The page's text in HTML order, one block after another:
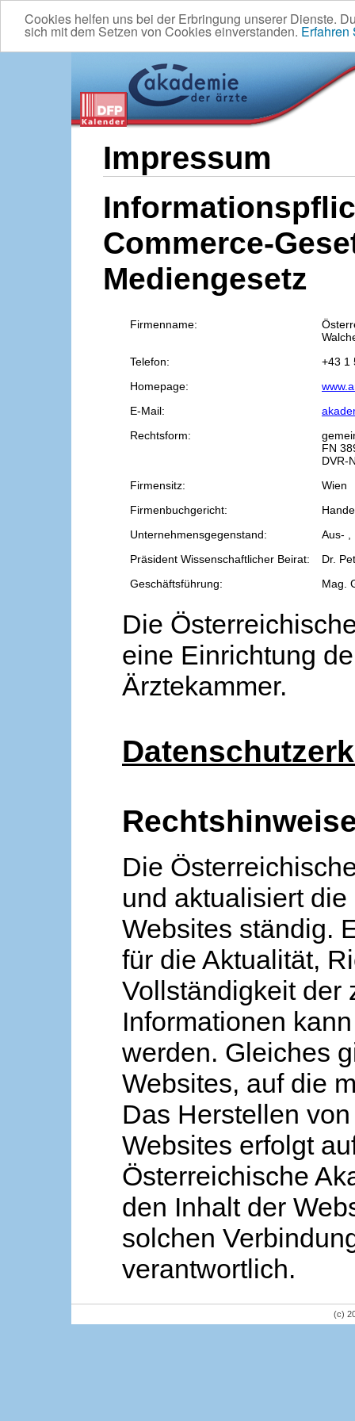
Cookies helfen uns bei der Erbringung unserer Dienste.
sich mit dem Setzen von Cookies einverstanden. Erfahren
Impressum
Commerce-
Mediengesetz
Firmenname:
Telefon:
+43 1
Homepage:
E-Mail:
Rechtsform:
FN
DVR-
Firmensitz:
Wien
Firmenbuchgericht:
Unternehmensgegenstand:
Aus- ,
Präsident Wissenschaftlicher Beirat:
Dr.
Geschäftsführung:
Mag.
Die
eine Einrichtung
Ärztekammer.
Die
und aktualisiert
Websites ständig.
für die Aktualität,
Vollständigkeit der
Informationen
werden. Gleiches
Websites, auf die
Das Herstellen
Websites erfolgt
Österreichische
den Inhalt der
solchen
verantwortlich.
(c)